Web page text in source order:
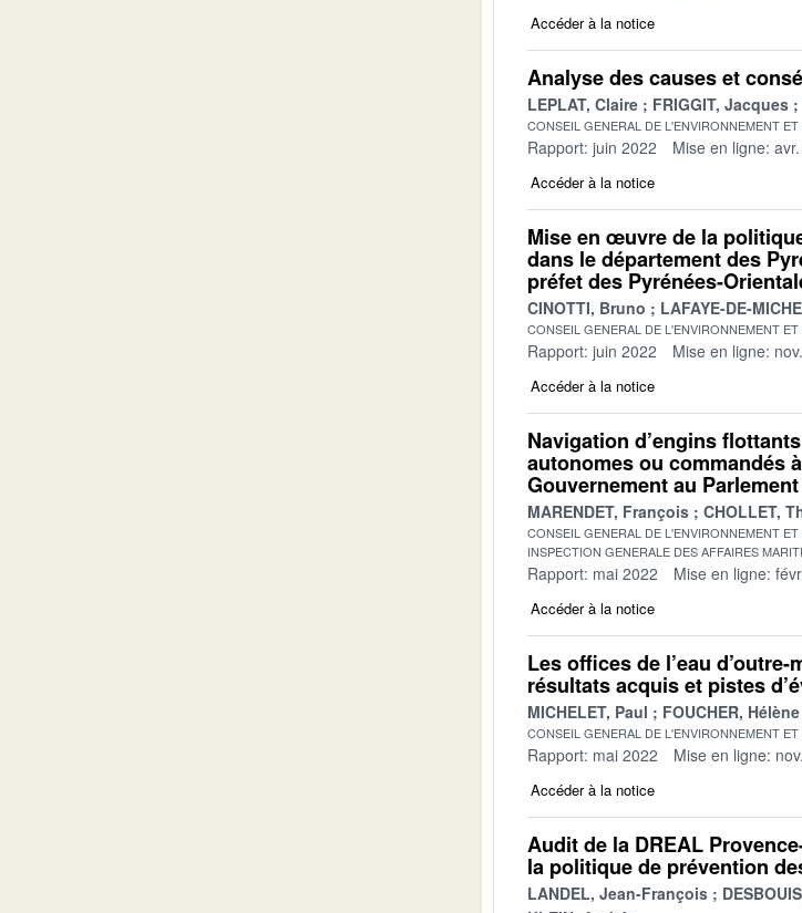
Accéder à la notice
Analyse des causes et
LEPLAT, Claire FRIGGIT, Jacques
CONSEIL GENERAL DE L'ENVIRONNEMENT
Rapport: juin 2022 Mise en ligne:
Accéder à la notice
Mise en œuvre de la
dans le département des
préfet des Pyrénées-
CINOTTI, Bruno LAFAYE-DE-
CONSEIL GENERAL DE L'ENVIRONNEMENT
Rapport: juin 2022 Mise en ligne:
Accéder à la notice
Navigation d’engins
autonomes ou commandés
Gouvernement au
MARENDET, François CHOLLET,
CONSEIL GENERAL DE L'ENVIRONNEMENT
INSPECTION GENERALE DES AFFAIRES
Rapport: mai 2022 Mise en ligne:
Accéder à la notice
Les offices de l’eau
résultats acquis et pistes
MICHELET, Paul FOUCHER, Hélène
CONSEIL GENERAL DE L'ENVIRONNEMENT
Rapport: mai 2022 Mise en ligne:
Accéder à la notice
Audit de la DREAL
la politique de prévention
LANDEL, Jean-François